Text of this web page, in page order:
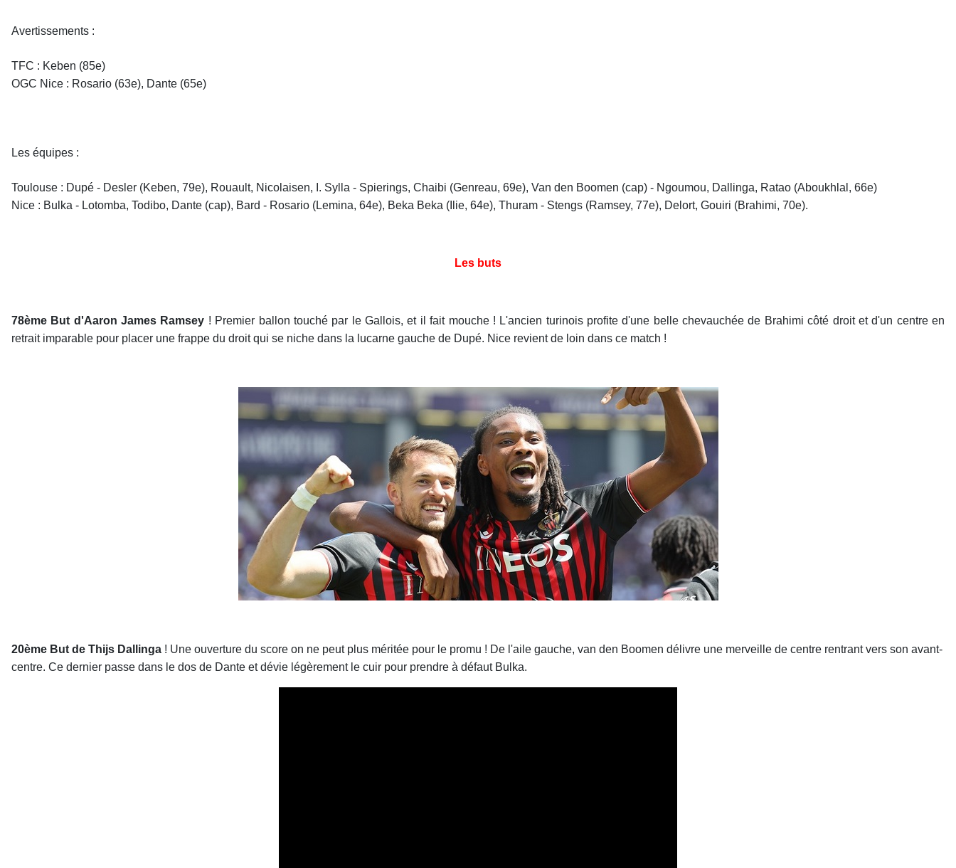
Avertissements :
TFC : Keben (85e)
OGC Nice : Rosario (63e), Dante (65e)
Les équipes :
Toulouse : Dupé - Desler (Keben, 79e), Rouault, Nicolaisen, I. Sylla - Spierings, Chaibi (Genreau, 69e), Van den Boomen (cap) - Ngoumou, Dallinga, Ratao (Aboukhlal, 66e)
Nice : Bulka - Lotomba, Todibo, Dante (cap), Bard - Rosario (Lemina, 64e), Beka Beka (Ilie, 64e), Thuram - Stengs (Ramsey, 77e), Delort, Gouiri (Brahimi, 70e).
Les buts
78ème But d'Aaron James Ramsey ! Premier ballon touché par le Gallois, et il fait mouche ! L'ancien turinois profite d'une belle chevauchée de Brahimi côté droit et d'un centre en
retrait imparable pour placer une frappe du droit qui se niche dans la lucarne gauche de Dupé. Nice revient de loin dans ce match !
20ème But de Thijs Dallinga ! Une ouverture du score on ne peut plus méritée pour le promu ! De l'aile gauche, van den Boomen délivre une merveille de centre rentrant vers son avant-
centre. Ce dernier passe dans le dos de Dante et dévie légèrement le cuir pour prendre à défaut Bulka.